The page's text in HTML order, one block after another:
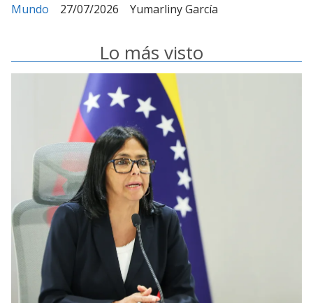
Yumarliny García
Mundo 27/07/2026
Lo más visto